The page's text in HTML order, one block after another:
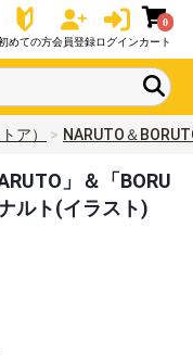
めての方会員登録ログイン
0
カート
ア） NARUTO＆
」＆「BORU
ルト(イラスト)